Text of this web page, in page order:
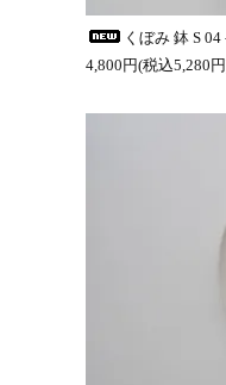
くぼみ 鉢 S 04
4,800円(税込5,280